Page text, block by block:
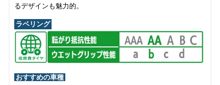
るデザインも魅力的。
ラベリング
おすすめの車種